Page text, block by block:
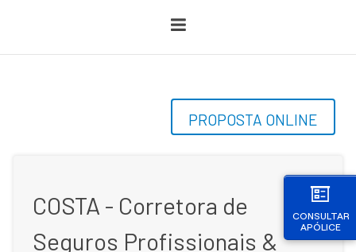
CONSULTAR
APÓLICE
PROPOSTA ONLINE
COSTA - Corretora de
Seguros Profissionais &